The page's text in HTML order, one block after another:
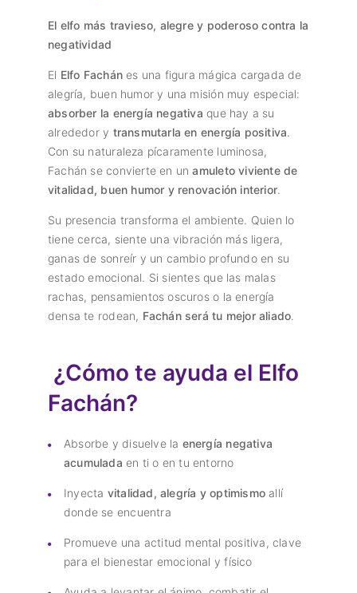
El elfo más travieso, alegre y poderoso contra la
negatividad
El Elfo Fachánes una figura mágica cargada de
alegría, buen humor y una misión muy especial:
absorber la energía negativa que hay a su
alrededor y transmutarla en energía positiva.
Con su naturaleza pícaramente luminosa,
Fachán se convierte en unamuleto viviente de
vitalidad, buen humor y renovación interior.
Su presencia transforma el ambiente. Quien lo
tiene cerca, siente una vibración más ligera,
ganas de sonreír y un cambio profundo en su
estado emocional. Si sientes que las malas
rachas, pensamientos oscuros o la energía
densa te rodean, Fachán será tu mejor aliado.
¿Cómo te ayuda el Elfo
Fachán?
Absorbe y disuelve la energía negativa
acumulada en ti o en tu entorno
Inyecta vitalidad, alegría y optimismo allí
donde se encuentra
Promueve una actitud mental positiva, clave
para el bienestar emocional y físico